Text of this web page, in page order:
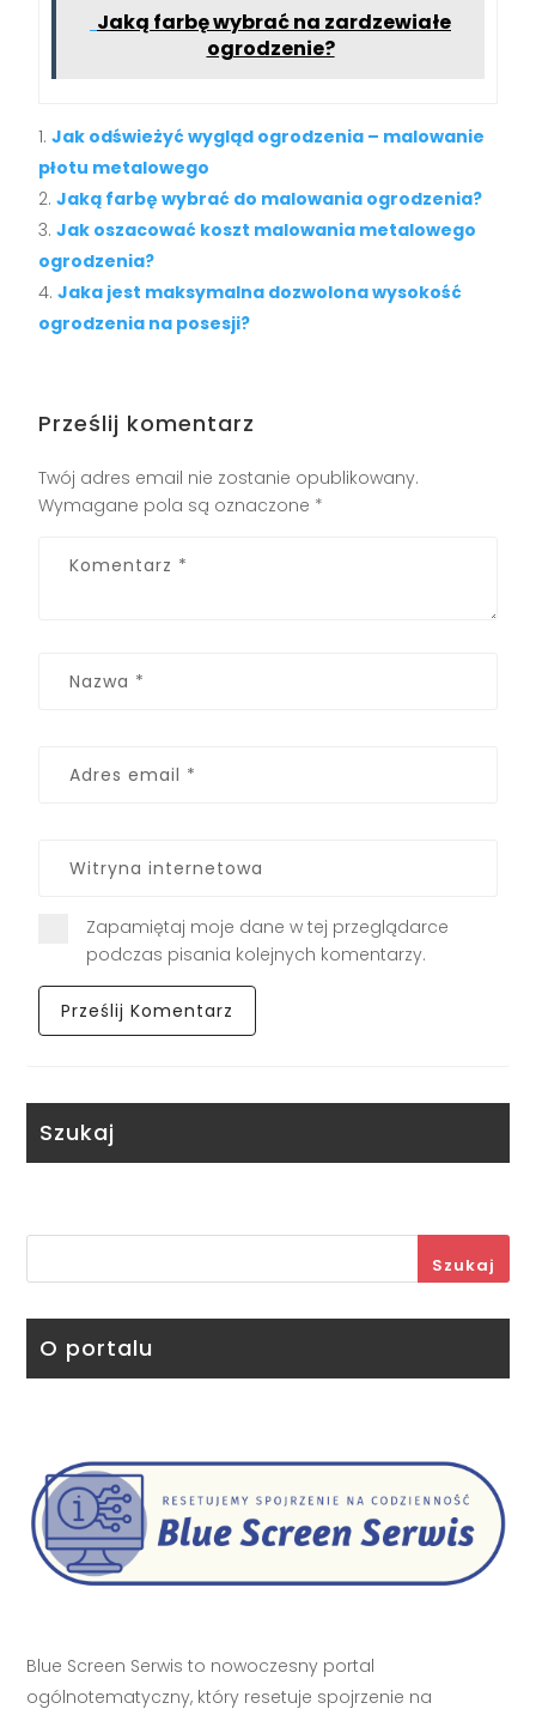
Jaką farbę wybrać na zardzewiałe
ogrodzenie?
Jak odświeżyć wygląd ogrodzenia – malowanie
płotu metalowego
Jaką farbę wybrać do malowania ogrodzenia?
Jak oszacować koszt malowania metalowego
ogrodzenia?
Jaka jest maksymalna dozwolona wysokość
ogrodzenia na posesji?
Prześlij komentarz
Twój adres email nie zostanie opublikowany.
Wymagane pola są oznaczone *
Zapamiętaj moje dane w tej przeglądarce
podczas pisania kolejnych komentarzy.
Szukaj
Szukaj
O portalu
Blue Screen Serwis to nowoczesny portal
ogólnotematyczny, który resetuje spojrzenie na